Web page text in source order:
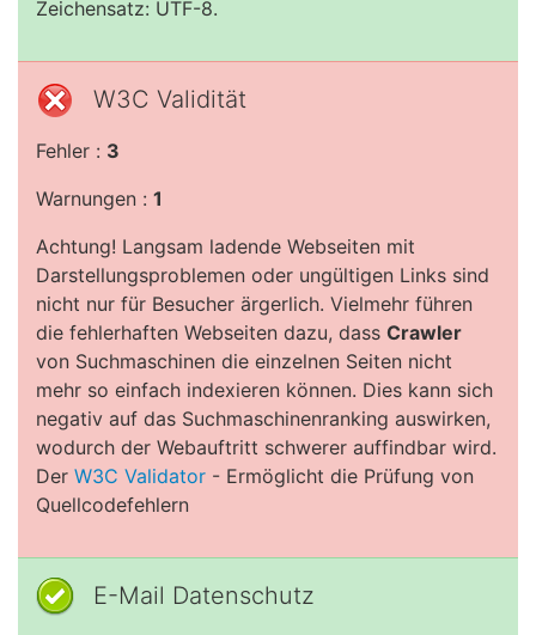
Zeichensatz: UTF-8.
W3C Validität
Fehler : 3
Warnungen : 1
Achtung! Langsam ladende Webseiten mit
Darstellungsproblemen oder ungültigen Links sind
nicht nur für Besucher ärgerlich. Vielmehr führen
die fehlerhaften Webseiten dazu, dass Crawler
von Suchmaschinen die einzelnen Seiten nicht
mehr so einfach indexieren können. Dies kann sich
negativ auf das Suchmaschinenranking auswirken,
wodurch der Webauftritt schwerer auffindbar wird.
Der W3C Validator - Ermöglicht die Prüfung von
Quellcodefehlern
E-Mail Datenschutz